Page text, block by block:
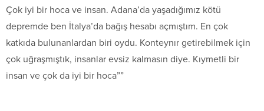
Çok iyi bir hoca ve insan. Adana’da yaşadığımız kötü
depremde ben İtalya’da bağış hesabı açmıştım. En çok
katkıda bulunanlardan biri oydu. Konteynır getirebilmek için
çok uğraşmıştık, insanlar evsiz kalmasın diye. Kıymetli bir
insan ve çok da iyi bir hoca””